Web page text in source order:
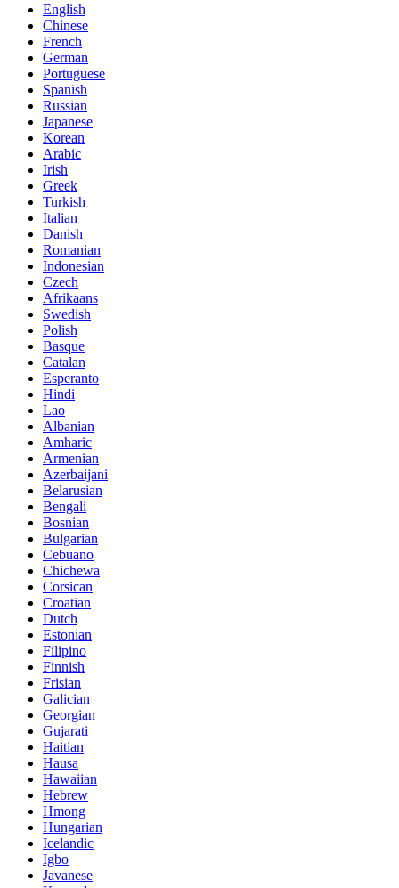
English
Chinese
French
German
Portuguese
Spanish
Russian
Japanese
Korean
Arabic
Irish
Greek
Turkish
Italian
Danish
Romanian
Indonesian
Czech
Afrikaans
Swedish
Polish
Basque
Catalan
Esperanto
Hindi
Lao
Albanian
Amharic
Armenian
Azerbaijani
Belarusian
Bengali
Bosnian
Bulgarian
Cebuano
Chichewa
Corsican
Croatian
Dutch
Estonian
Filipino
Finnish
Frisian
Galician
Georgian
Gujarati
Haitian
Hausa
Hawaiian
Hebrew
Hmong
Hungarian
Icelandic
Igbo
Javanese